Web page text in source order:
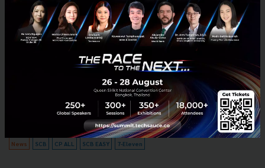
SCB เพิ่มบริการธนาคาร ฝาก-ถอน 24 ชั่วโมงผ่านเคาน์เตอร์
เซอร์วิสใน 7-11 กว่า 11,000 สาขาทั่วประเทศ
ธนาคารไทยพาณิชย์ และ บริษัท เคาน์เตอร์เซอร์วิส กลุ่มธุรกิจในเครือ ซีพี
ออลล์ สององค์กรยักษ์ใหญ่ระดับประเทศ ประกาศความร่วมมือทางธุรกิจ
ครั้งสําคัญในการนําเอาดิจิทัลเทคโนโลยีมาเป็นตัว...
มีนาคม 29, 2019| ByTechsauce Team
News SCB CP ALL SCB EASY 7-Eleven